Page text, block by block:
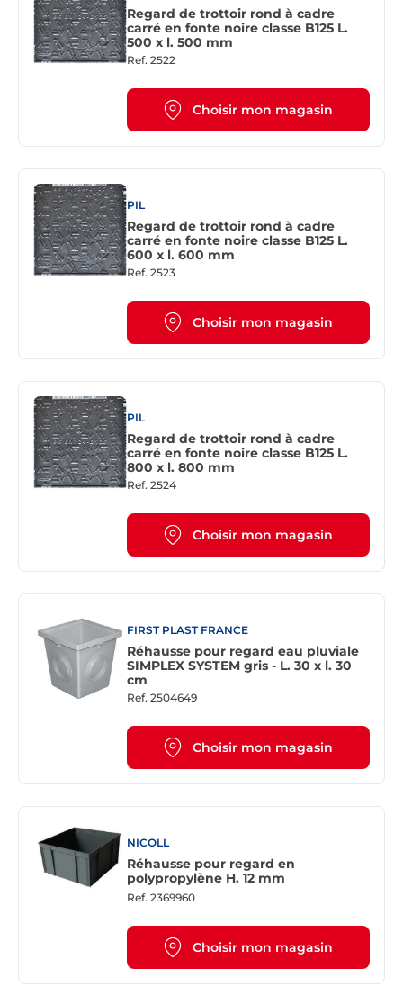
Regard de trottoir rond à cadre
carré en fonte noire classe B125 L.
500 x l. 500 mm
Ref. 2522
Choisir mon magasin
PIL
Regard de trottoir rond à cadre
carré en fonte noire classe B125 L.
600 x l. 600 mm
Ref. 2523
Choisir mon magasin
PIL
Regard de trottoir rond à cadre
carré en fonte noire classe B125 L.
800 x l. 800 mm
Ref. 2524
Choisir mon magasin
FIRST PLAST FRANCE
Réhausse pour regard eau pluviale
SIMPLEX SYSTEM gris - L. 30 x l. 30
cm
Ref. 2504649
Choisir mon magasin
NICOLL
Réhausse pour regard en
polypropylène H. 12 mm
Ref. 2369960
Choisir mon magasin